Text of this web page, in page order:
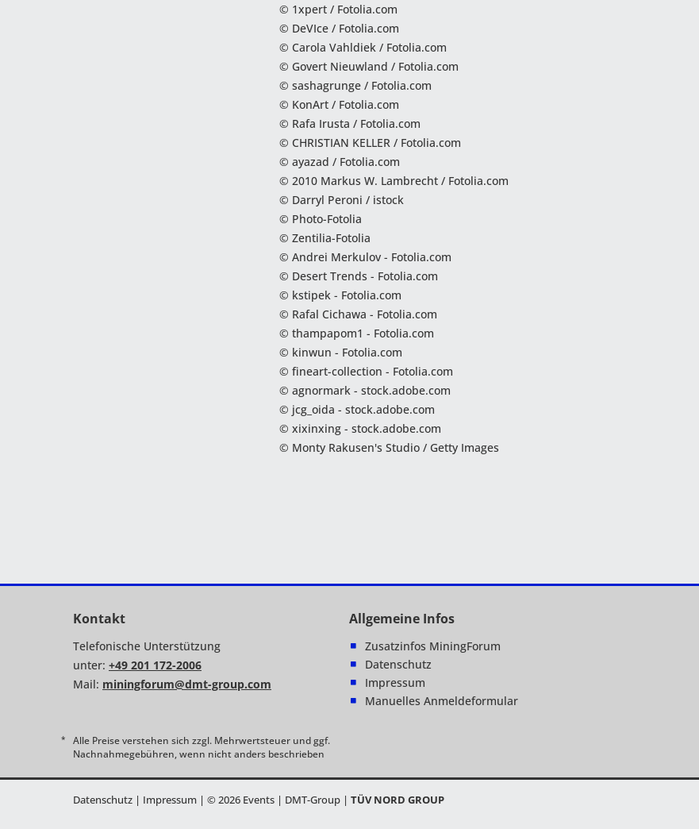
© 1xpert / Fotolia.com
© DeVIce / Fotolia.com
© Carola Vahldiek / Fotolia.com
© Govert Nieuwland / Fotolia.com
© sashagrunge / Fotolia.com
© KonArt / Fotolia.com
© Rafa Irusta / Fotolia.com
© CHRISTIAN KELLER / Fotolia.com
© ayazad / Fotolia.com
© 2010 Markus W. Lambrecht / Fotolia.com
© Darryl Peroni / istock
© Photo-Fotolia
© Zentilia-Fotolia
© Andrei Merkulov - Fotolia.com
© Desert Trends - Fotolia.com
© kstipek - Fotolia.com
© Rafal Cichawa - Fotolia.com
© thampapom1 - Fotolia.com
© kinwun - Fotolia.com
© fineart-collection - Fotolia.com
© agnormark - stock.adobe.com
© jcg_oida - stock.adobe.com
© xixinxing - stock.adobe.com
© Monty Rakusen's Studio / Getty Images
Kontakt
Telefonische Unterstützung
unter: +49 201 172-2006
Mail: miningforum@dmt-group.com
Alle Preise verstehen sich zzgl. Mehrwertsteuer und ggf.
Nachnahmegebühren, wenn nicht anders beschrieben
Allgemeine Infos
Zusatzinfos MiningForum
Datenschutz
Impressum
Manuelles Anmeldeformular
Datenschutz | Impressum | © 2026 Events | DMT-Group | TÜV NORD GROUP